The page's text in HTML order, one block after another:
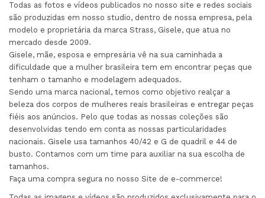
Todas as fotos e vídeos publicados no nosso site e redes sociais
são produzidas em nosso studio, dentro de nossa empresa, pela
modelo e proprietária da marca Strass, Gisele, que atua no
mercado desde 2009.
Gisele, mãe, esposa e empresária vê na sua caminhada a
dificuldade que a mulher brasileira tem em encontrar peças que
tenham o tamanho e modelagem adequados.
Sendo uma marca nacional, temos como objetivo realçar a
beleza dos corpos de mulheres reais brasileiras e entregar peças
fiéis aos anúncios. Pelo que todas as nossas coleções são
desenvolvidas tendo em conta as nossas particularidades
nacionais. Gisele usa tamanhos 40/42 e G de quadril e 44 de
busto. Contamos com um time para auxiliar na sua escolha de
tamanhos.
Faça uma compra segura no nosso Site de e-commerce!